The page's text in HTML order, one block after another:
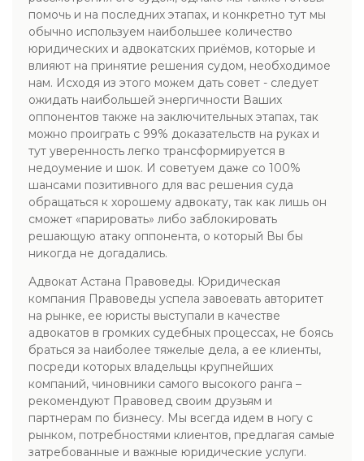
помочь и на последних этапах, и конкретно тут мы
обычно используем наибольшее количество
юридических и адвокатских приёмов, которые и
влияют на принятие решения судом, необходимое
нам. Исходя из этого можем дать совет - следует
ожидать наибольшей энергичности Ваших
оппонентов также на заключительных этапах, так
можно проиграть с 99% доказательств на руках и
тут уверенность легко трансформируется в
недоумение и шок. И советуем даже со 100%
шансами позитивного для вас решения суда
обращаться к хорошему адвокату, так как лишь он
сможет «парировать» либо заблокировать
решающую атаку оппонента, о который Вы бы
никогда не догадались.
Адвокат Астана Правоведы. Юридическая
компания Правоведы успела завоевать авторитет
на рынке, ее юристы выступали в качестве
адвокатов в громких судебных процессах, не боясь
браться за наиболее тяжелые дела, а ее клиенты,
посреди которых владельцы крупнейших
компаний, чиновники самого высокого ранга –
рекомендуют Правовед своим друзьям и
партнерам по бизнесу. Мы всегда идем в ногу с
рынком, потребностями клиентов, предлагая самые
затребованные и важные юридические услуги.